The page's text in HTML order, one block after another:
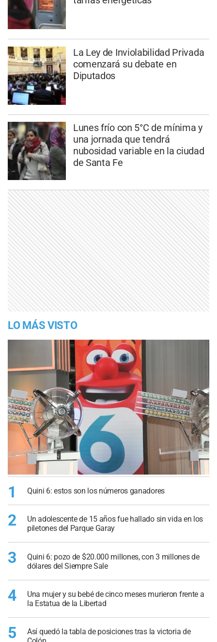
La Ley de Inviolabilidad Privada
comenzará su debate en
Diputados
Lunes frío con 5°C de mínima y
una jornada que tendrá
nubosidad variable en la ciudad
de Santa Fe
LO MÁS VISTO
1 Quini 6: estos son los números ganadores
2
Un adolescente de 15 años fue hallado sin vida en los
piletones del Parque Garay
3
Quini 6: pozo de $20.000 millones, con 3 millones de
dólares del Siempre Sale
4
Una mujer y su bebé de cinco meses murieron frente a
la Estatua de la Libertad
5
Así quedó la tabla de posiciones tras la victoria de